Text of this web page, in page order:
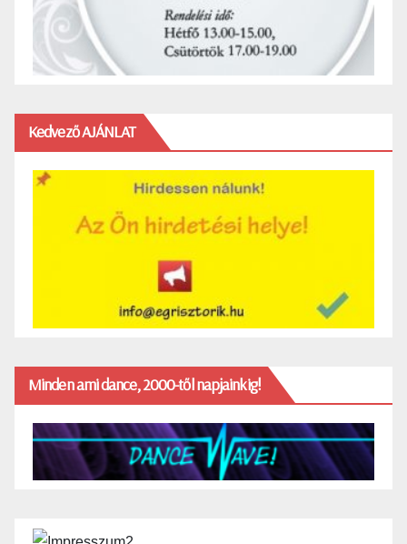
Kedvező AJÁNLAT
Minden ami dance, 2000-től napjainkig!